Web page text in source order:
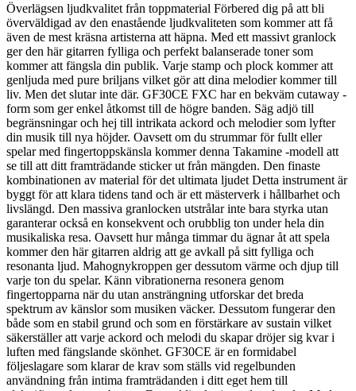
Överlägsen ljudkvalitet från toppmaterial Förbered dig på att bli
överväldigad av den enastående ljudkvaliteten som kommer att få
även de mest kräsna artisterna att häpna. Med ett massivt granlock
ger den här gitarren fylliga och perfekt balanserade toner som
kommer att fängsla din publik. Varje stamp och plock kommer att
genljuda med pure briljans vilket gör att dina melodier kommer till
liv. Men det slutar inte där. GF30CE FXC har en bekväm cutaway -
form som ger enkel åtkomst till de högre banden. Säg adjö till
begränsningar och hej till intrikata ackord och melodier som lyfter
din musik till nya höjder. Oavsett om du strummar för fullt eller
spelar med fingertoppskänsla kommer denna Takamine -modell att
se till att ditt framträdande sticker ut från mängden. Den finaste
kombinationen av material för det ultimata ljudet Detta instrument är
byggt för att klara tidens tand och är ett mästerverk i hållbarhet och
livslängd. Den massiva granlocken utstrålar inte bara styrka utan
garanterar också en konsekvent och orubblig ton under hela din
musikaliska resa. Oavsett hur många timmar du ägnar åt att spela
kommer den här gitarren aldrig att ge avkall på sitt fylliga och
resonanta ljud. Mahognykroppen ger dessutom värme och djup till
varje ton du spelar. Känn vibrationerna resonera genom
fingertopparna när du utan ansträngning utforskar det breda
spektrum av känslor som musiken väcker. Dessutom fungerar den
både som en stabil grund och som en förstärkare av sustain vilket
säkerställer att varje ackord och melodi du skapar dröjer sig kvar i
luften med fängslande skönhet. GF30CE är en formidabel
följeslagare som klarar de krav som ställs vid regelbunden
användning från intima framträdanden i ditt eget hem till